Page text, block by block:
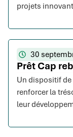
projets
30
Prêt Cap
Un dispositif
renforcer la
leur